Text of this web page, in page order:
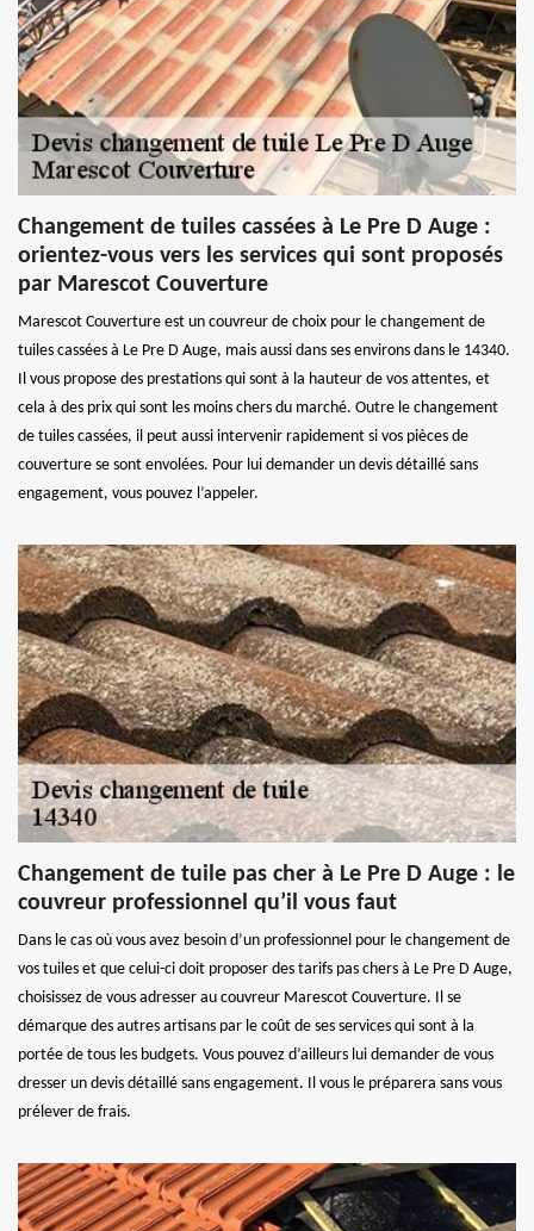
Changement de tuiles cassées à Le Pre D Auge :
orientez-vous vers les services qui sont proposés
par Marescot Couverture
Marescot Couverture est un couvreur de choix pour le changement de
tuiles cassées à Le Pre D Auge, mais aussi dans ses environs dans le 14340.
Il vous propose des prestations qui sont à la hauteur de vos attentes, et
cela à des prix qui sont les moins chers du marché. Outre le changement
de tuiles cassées, il peut aussi intervenir rapidement si vos pièces de
couverture se sont envolées. Pour lui demander un devis détaillé sans
engagement, vous pouvez l’appeler.
Changement de tuile pas cher à Le Pre D Auge : le
couvreur professionnel qu’il vous faut
Dans le cas où vous avez besoin d’un professionnel pour le changement de
vos tuiles et que celui-ci doit proposer des tarifs pas chers à Le Pre D Auge,
choisissez de vous adresser au couvreur Marescot Couverture. Il se
démarque des autres artisans par le coût de ses services qui sont à la
portée de tous les budgets. Vous pouvez d’ailleurs lui demander de vous
dresser un devis détaillé sans engagement. Il vous le préparera sans vous
prélever de frais.